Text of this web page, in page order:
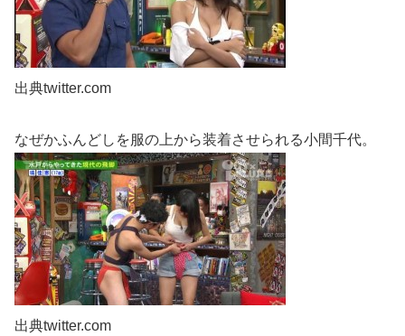
出典twitter.com
なぜかふんどしを服の上から装着させられる小間千代。
出典twitter.com